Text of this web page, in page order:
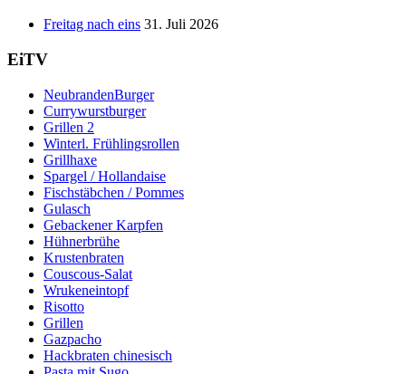
Freitag nach eins 31. Juli 2026
EiTV
NeubrandenBurger
Currywurstburger
Grillen 2
Winterl. Frühlingsrollen
Grillhaxe
Spargel / Hollandaise
Fischstäbchen / Pommes
Gulasch
Gebackener Karpfen
Hühnerbrühe
Krustenbraten
Couscous-Salat
Wrukeneintopf
Risotto
Grillen
Gazpacho
Hackbraten chinesisch